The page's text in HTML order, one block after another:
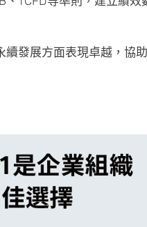
發展方面表現卓越，協